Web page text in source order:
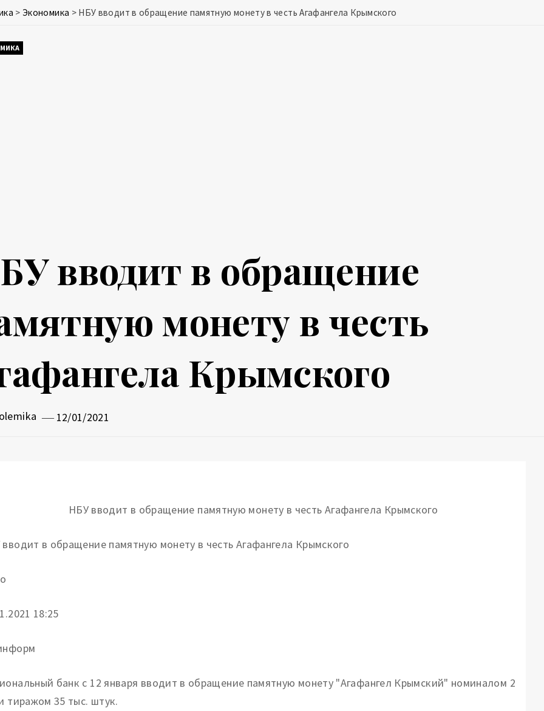
> Экономика > НБУ вводит в обращение памятную монету в честь Агафангела Крымского
вводит в обращение
монету в честь
Крымского
12/01/2021
в обращение памятную монету в честь Агафангела Крымского
2021 18:25
банк с 12 января вводит в обращение памятную монету "Агафангел Крымский" номиналом 2
тиражом 35 тыс. штук.